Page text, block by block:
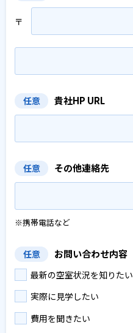
〒
任意 貴社HP URL
任意 その他連絡先
※携帯電話など
任意 お問い合わせ内容
最新の空室状況を知りたい
実際に見学したい
費用を聞きたい